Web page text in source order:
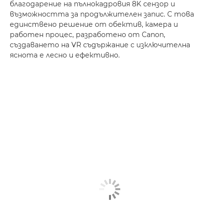
благодарение на пълнокадровия 8K сензор и
възможността за продължителен запис. С това
единствено решение от обектив, камера и
работен процес, разработено от Canon,
създаването на VR съдържание с изключителна
яснота е лесно и ефективно.